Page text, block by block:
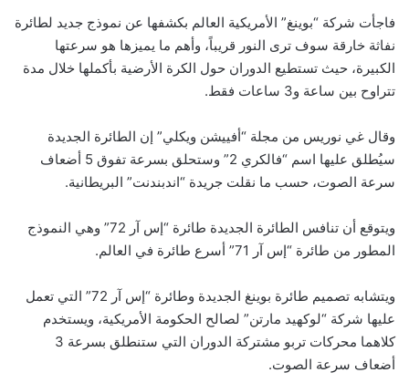
فاجأت شركة “بوينغ” الأمريكية العالم بكشفها عن نموذج جديد لطائرة
نفاثة خارقة سوف ترى النور قريباً، وأهم ما يميزها هو سرعتها
الكبيرة، حيث تستطيع الدوران حول الكرة الأرضية بأكملها خلال مدة
تتراوح بين ساعة و3 ساعات فقط.
وقال غي نوريس من مجلة “أفييشن ويكلي” إن الطائرة الجديدة
سيُطلق عليها اسم “فالكري 2” وستحلق بسرعة تفوق 5 أضعاف
سرعة الصوت، حسب ما نقلت جريدة “اندبندنت” البريطانية.
ويتوقع أن تنافس الطائرة الجديدة طائرة “إس آر 72” وهي النموذج
المطور من طائرة “إس آر 71” أسرع طائرة في العالم.
ويتشابه تصميم طائرة بوينغ الجديدة وطائرة “إس آر 72” التي تعمل
عليها شركة “لوكهيد مارتن” لصالح الحكومة الأمريكية، ويستخدم
كلاهما محركات تربو مشتركة الدوران التي ستنطلق بسرعة 3
أضعاف سرعة الصوت.